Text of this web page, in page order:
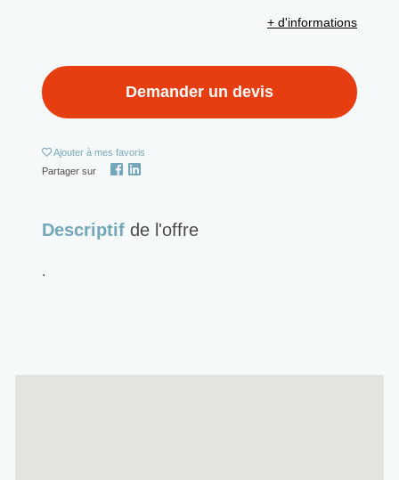
+ d'informations
Demander un devis
Ajouter à mes favoris
Partager sur
Descriptif de l'offre
.